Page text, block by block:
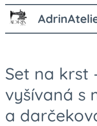
Set na krst
vyšívaná s
a